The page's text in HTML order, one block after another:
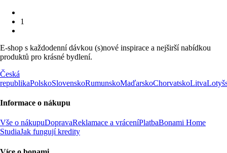
1
E-shop s každodenní dávkou (s)nové inspirace a nejširší nabídkou
produktů pro krásné bydlení.
Česká
republikaPolskoSlovenskoRumunskoMaďarskoChorvatskoLitva
Informace o nákupu
Vše o nákupuDopravaReklamace a vráceníPlatbaBonami Home
StudiaJak fungují kredity